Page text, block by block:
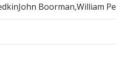
Boorman,William